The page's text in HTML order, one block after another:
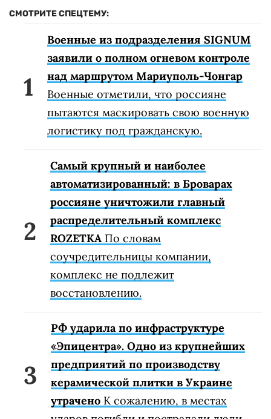
СМОТРИТЕ СПЕЦТЕМУ:
Военные из подразделения SIGNUM
заявили о полном огневом контроле
над маршрутом Мариуполь-Чонгар
Военные отметили, что россияне
пытаются маскировать свою военную
логистику под гражданскую.
Самый крупный и наиболее
автоматизированный: в Броварах
россияне уничтожили главный
распределительный комплекс
ROZETKA По словам
соучредительницы компании,
комплекс не подлежит
восстановлению.
РФ ударила по инфраструктуре
«Эпицентра». Одно из крупнейших
предприятий по производству
керамической плитки в Украине
утрачено К сожалению, в местах